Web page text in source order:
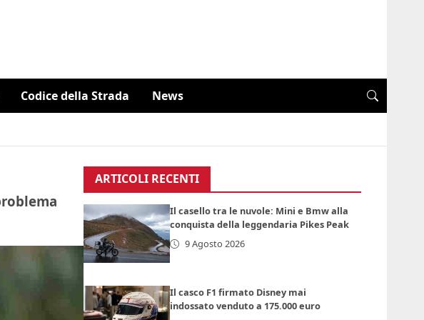
Codice della Strada News
ARTICOLI RECENTI
Il casello tra le nuvole: Mini e Bmw alla
conquista della leggendaria Pikes Peak
9 Agosto 2026
Il casco F1 firmato Disney mai
indossato venduto a 175.000 euro